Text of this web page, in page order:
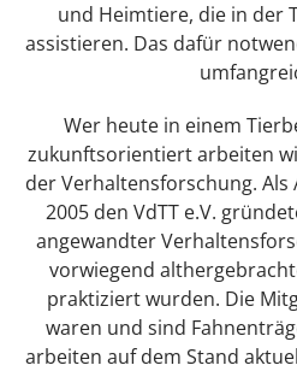
und Heimtiere, die in der
assistieren. Das dafür
Wer heute in einem
zukunftsorientiert arbeiten
der Verhaltensforschung. Als
2005 den VdTT e.V.
angewandter
vorwiegend
praktiziert wurden. Die
waren und sind
arbeiten auf dem Stand